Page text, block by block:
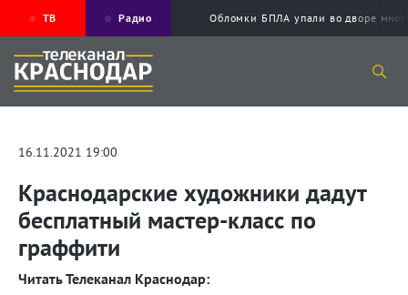
ТВ Радио Обломки БПЛА упали во дворе
16.11.2021 19:00
Краснодарские художники дадут
бесплатный мастер-класс по
граффити
Читать Телеканал Краснодар: